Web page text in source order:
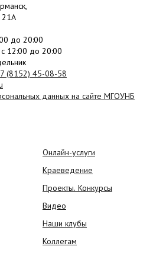
21А
до 20:00
c 12:00 до 20:00
(8152) 45-08-58
данных на сайте МГОУНБ
Онлайн-услуги
Краеведение
Проекты. Конкурсы
Видео
Наши клубы
Коллегам